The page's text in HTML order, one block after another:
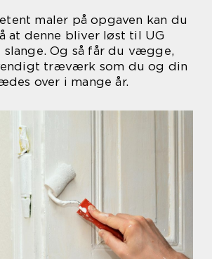
maler på opgaven kan du
at denne bliver løst til UG
Og så får du vægge,
træværk som du og din
over i mange år.